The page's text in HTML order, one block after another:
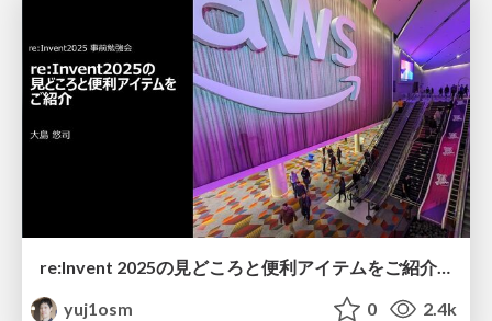
re:Invent 2025の見どころと便利アイテムをご紹介 / Highlights and Useful Items for re:Invent 2025
yuj1osm
0 2.4k